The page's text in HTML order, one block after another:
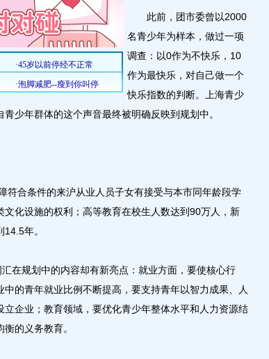
此前，团市委曾以2000
名青少年为样本，做过一项
调查：以0作为不快乐，10
作为最快乐，对自己做一个
快乐指数的判断。上海青少
少年群体的这个声音最终被明确反映到规划中。
合条件的来沪从业人员子女有接受与本市同年龄段学
文化设施的权利；高等教育在校生人数达到90万人，新
年。
在规划中的内容却有新亮点：就业方面，要使核心行
的青年就业比例不断提高，要支持青年以智力成果、人
立企业；教育领域，要优化青少年整体水平和人力资源结
的义务教育。